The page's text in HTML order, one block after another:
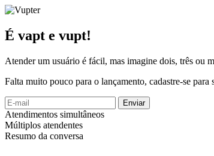
É vapt e vupt!
Atender um usuário é fácil, mas imagine dois, três ou
Falta muito pouco para o lançamento, cadastre-se para
Enviar
Atendimentos simultâneos
Múltiplos atendentes
Resumo da conversa